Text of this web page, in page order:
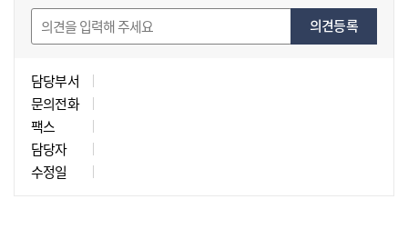
의견등록
담당부서
문의전화
팩스
담당자
수정일